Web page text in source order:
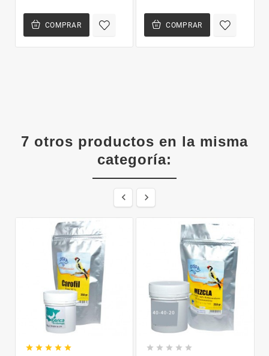
COMPRAR COMPRAR
7 otros productos en la misma
categoría:
 
         